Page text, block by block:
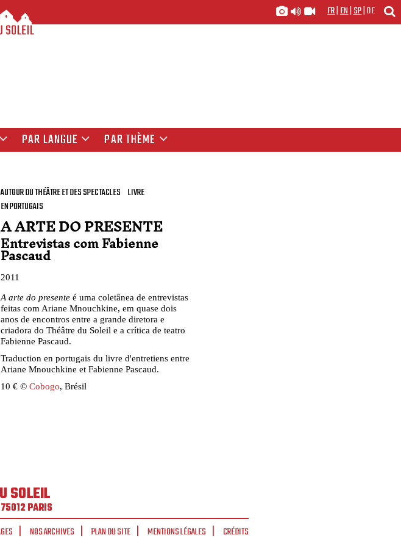
FR|EN|SP|DE
PAR LANGUE PAR THÈME
AUTOUR DU THÉÂTRE ET DES SPECTACLES LIVRE
EN PORTUGAIS
A ARTE DO PRESENTE
Entrevistas com Fabienne
Pascaud
2011
A arte do presente é uma coletânea de entrevistas
feitas com Ariane Mnouchkine, em quase dois
anos de encontros entre a grande diretora e
criadora do Théâtre du Soleil e a crítica de teatro
Fabienne Pascaud.
Traduction en portugais du livre d'entretiens entre
Ariane Mnouchkine et Fabienne Pascaud.
10 € © Cobogo, Brésil
SOLEIL
PARIS
NOS ARCHIVES PLAN DU SITE MENTIONS LÉGALES CRÉDITS